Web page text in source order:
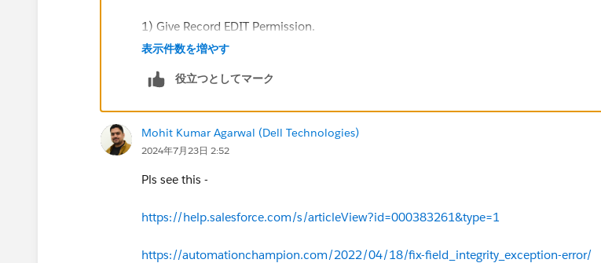
1) Give Record EDIT Permission.
2) Create an AutoLaunch flow add the logic which giving error & run Without Sharing.
2) select flow & click on security, enabled those flow for Community Users.
let me know about your response.
表示件数を増やす
役立つとしてマーク
Mohit Kumar Agarwal (Dell Technologies)
2024年7月23日 2:52
Pls see this -
https://help.salesforce.com/s/articleView?id=000383261&type=1
https://automationchampion.com/2022/04/18/fix-field_integrity_exception-error/